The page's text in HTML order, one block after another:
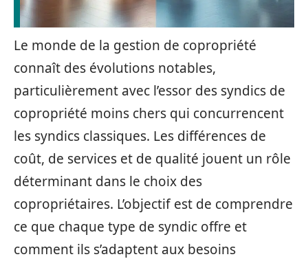
Le monde de la gestion de copropriété
connaît des évolutions notables,
particulièrement avec l’essor des syndics de
copropriété moins chers qui concurrencent
les syndics classiques. Les différences de
coût, de services et de qualité jouent un rôle
déterminant dans le choix des
copropriétaires. L’objectif est de comprendre
ce que chaque type de syndic offre et
comment ils s’adaptent aux besoins